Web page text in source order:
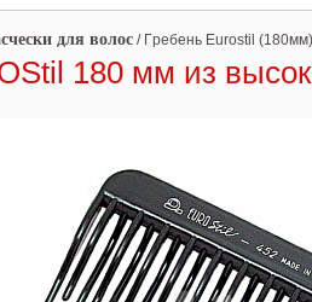
для волос / Гpeбень Eurostil (180мм)
180 мм из